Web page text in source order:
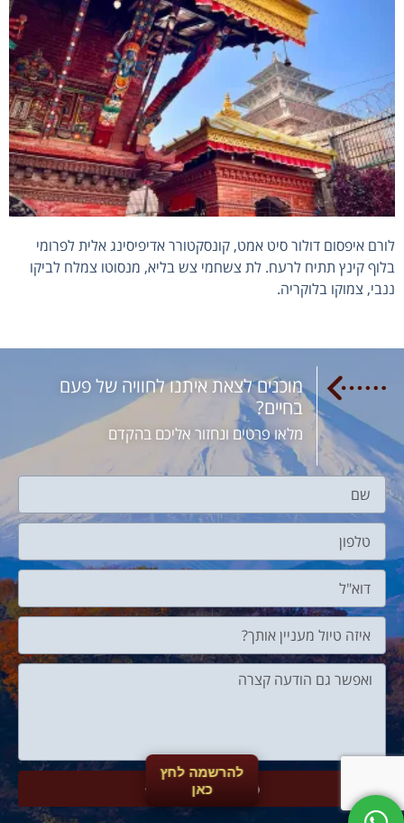
לורם איפסום דולור סיט אמט, קונסקטורר אדיפיסינג אלית לפרומי
בלוף קינץ תתיח לרעח. לת צשחמי צש בליא, מנסוטו צמלח לביקו
ננבי, צמוקו בלוקריה.
מוכנים לצאת איתנו לחוויה של פעם
בחיים?
מלאו פרטים ונחזור אליכם בהקדם
סיימתי, תחזרו אליי
להרשמה לחץ
כאן